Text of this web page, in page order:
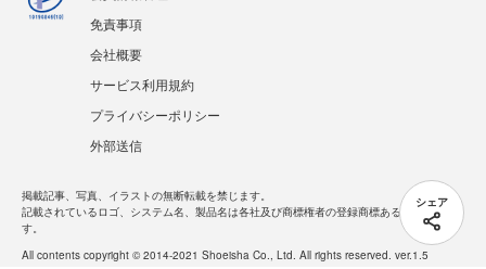
シェア
免責事項
会社概要
サービス利用規約
プライバシーポリシー
外部送信
掲載記事、写真、イラストの無断転載を禁じます。
記載されているロゴ、システム名、製品名は各社及び商標権者の登録商標あるいは商標で
す。
All contents copyright © 2014-2021 Shoeisha Co., Ltd. All rights reserved. ver.1.5